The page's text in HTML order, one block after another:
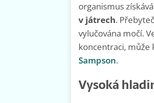
organismus
v játrech.
vylučována močí.
koncentraci, může
Sampson.
Vysoká